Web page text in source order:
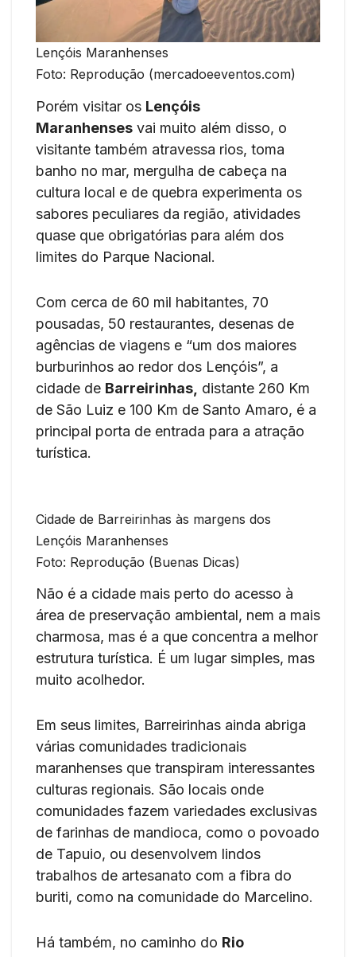
Lençóis Maranhenses
Foto: Reprodução (mercadoeeventos.com)
Porém visitar os Lençóis
Maranhenses vai muito além disso, o
visitante também atravessa rios, toma
banho no mar, mergulha de cabeça na
cultura local e de quebra experimenta os
sabores peculiares da região, atividades
quase que obrigatórias para além dos
limites do Parque Nacional.
Com cerca de 60 mil habitantes, 70
pousadas, 50 restaurantes, desenas de
agências de viagens e “um dos maiores
burburinhos ao redor dos Lençóis”, a
cidade de Barreirinhas, distante 260 Km
de São Luiz e 100 Km de Santo Amaro, é a
principal porta de entrada para a atração
turística.
Cidade de Barreirinhas às margens dos
Lençóis Maranhenses
Foto: Reprodução (Buenas Dicas)
Não é a cidade mais perto do acesso à
área de preservação ambiental, nem a mais
charmosa, mas é a que concentra a melhor
estrutura turística. É um lugar simples, mas
muito acolhedor.
Em seus limites, Barreirinhas ainda abriga
várias comunidades tradicionais
maranhenses que transpiram interessantes
culturas regionais. São locais onde
comunidades fazem variedades exclusivas
de farinhas de mandioca, como o povoado
de Tapuio, ou desenvolvem lindos
trabalhos de artesanato com a fibra do
buriti, como na comunidade do Marcelino.
Há também, no caminho do Rio